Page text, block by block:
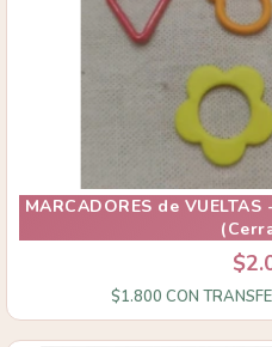
MARCADORES de
$1.800 CON